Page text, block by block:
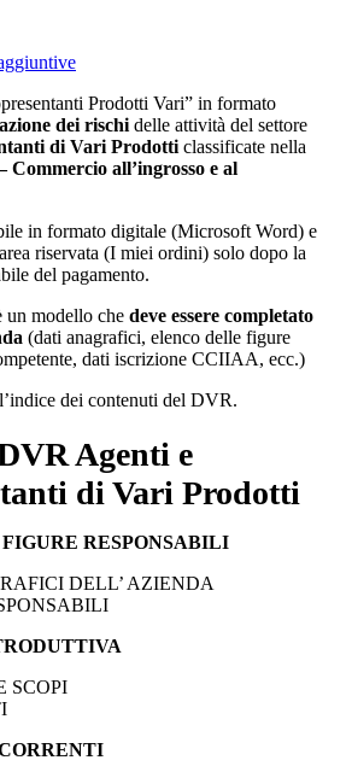
Prodotti Vari” in formato
dei rischi delle attività del settore
di Vari Prodotti classificate nella
Commercio all’ingrosso e al
in formato digitale (Microsoft Word) e
riservata (I miei ordini) solo dopo la
del pagamento.
un modello che deve essere completato
(dati anagrafici, elenco delle figure
dati iscrizione CCIIAA, ecc.)
dei contenuti del DVR.
Agenti e
di Vari Prodotti
RESPONSABILI
DELL’ AZIENDA
SCOPI